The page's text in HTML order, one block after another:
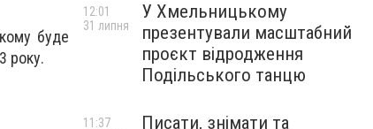
буде
року.
У Хмельницькому
презентували масштабний
проєкт відродження
Подільського танцю
12:01
31 липня
Писати, знімати та
11:37